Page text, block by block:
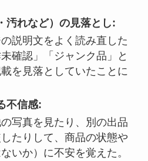
汚れなど）の見落とし:
説明文をよく読み直した
確認」「ジャンク品」と
を見落としていたことに
不信感:
写真を見たり、別の出品
たりして、商品の状態や
いか）に不安を覚えた。